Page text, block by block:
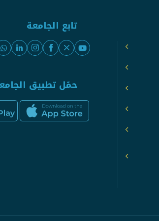
تابع الجامعة
حمّل تطبيق